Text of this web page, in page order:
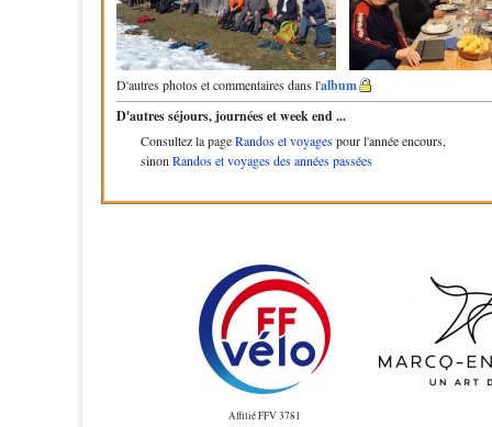
D'autres photos et commentaires dans l'album
D'autres séjours, journées et week end ...
Consultez la pageRandos et voyages pour l'année encours,
sinon Randos et voyages des années passées
Affilié FFV 3781